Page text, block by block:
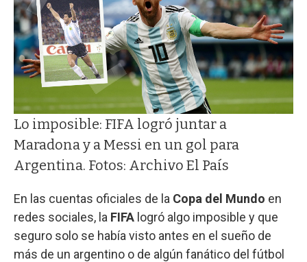
Lo imposible: FIFA logró juntar a
Maradona y a Messi en un gol para
Argentina. Fotos: Archivo El País
En las cuentas oficiales de la Copa del Mundo en
redes sociales, la FIFA logró algo imposible y que
seguro solo se había visto antes en el sueño de
más de un argentino o de algún fanático del fútbol